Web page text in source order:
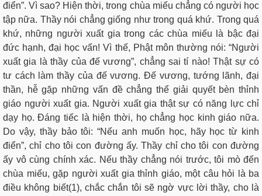
điển”. Vì sao? Hiện thời, trong chùa miếu chẳng có người học
tập nữa. Thầy nói chẳng giống như trong quá khứ. Trong quá
khứ, những người xuất gia trong các chùa miếu là bậc đại
đức hạnh, đại học vấn! Vì thế, Phật môn thường nói: “Người
xuất gia là thầy của đế vương”, chẳng sai tí nào! Thật sự có
tư cách làm thầy của đế vương. Đế vương, tướng lãnh, đại
thần, hễ gặp những vấn đề chẳng thể giải quyết bèn thỉnh
giáo người xuất gia. Người xuất gia thật sự có năng lực chỉ
dạy họ. Đáng tiếc là hiện thời, họ chẳng học kinh giáo nữa.
Do vậy, thầy bảo tôi: “Nếu anh muốn học, hãy học từ kinh
điển”, chỉ cho tôi con đường ấy. Thầy chỉ cho tôi con đường
ấy vô cùng chính xác. Nếu thầy chẳng nói trước, tôi mò đến
chùa miếu, gặp người xuất gia thỉnh giáo, một câu hỏi là ba
điều không biết(1), chắc chắn tôi sẽ ngờ vực lời thầy, cho là